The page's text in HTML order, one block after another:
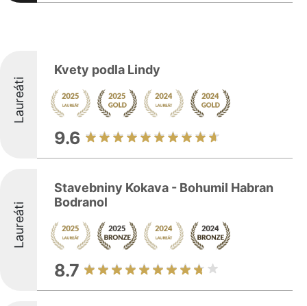
Laureáti
Kvety podla Lindy
9.6
Laureáti
Stavebniny Kokava - Bohumil Habran
Bodranol
8.7